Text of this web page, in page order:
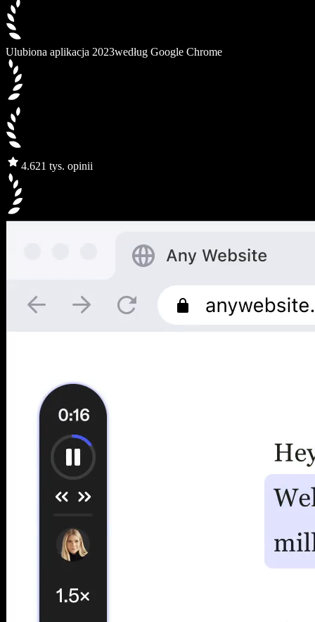
Ulubiona aplikacja 2023według Google Chrome
4.621 tys. opinii